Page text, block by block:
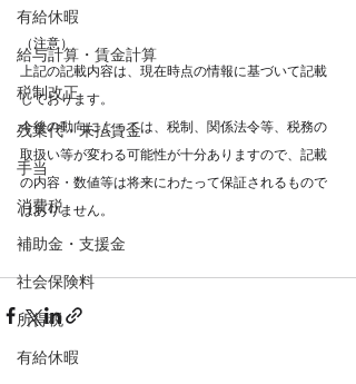
有給休暇
給与計算・賃金計算
税制改正
残業代・未払賃金
手当
消費税
補助金・支援金
社会保険料
所得税
有給休暇
（注意）
上記の記載内容は、現在時点の情報に基づいて記載
しております。
今後の動向によっては、税制、関係法令等、税務の
取扱い等が変わる可能性が十分ありますので、記載
の内容・数値等は将来にわたって保証されるもので
はありません。